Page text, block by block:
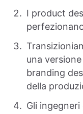
I product
una
branding
della
Gli